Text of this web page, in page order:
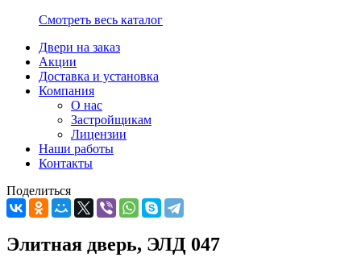
Смотреть весь каталог
Двери на заказ
Акции
Доставка и установка
Компания
О нас
Застройщикам
Лицензии
Наши работы
Контакты
Поделиться
Элитная дверь, ЭЛД 047